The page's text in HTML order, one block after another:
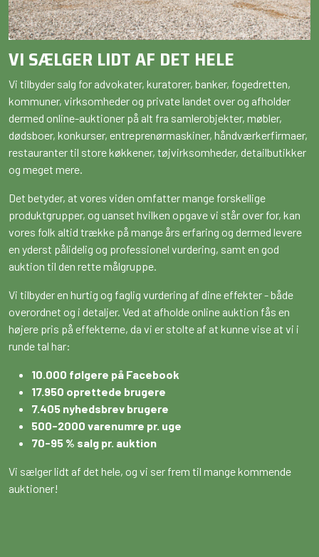
VI SÆLGER LIDT AF DET HELE
Vi tilbyder salg for advokater, kuratorer, banker, fogedretten,
kommuner, virksomheder og private landet over og afholder
dermed online-auktioner på alt fra samlerobjekter, møbler,
dødsboer, konkurser, entreprenørmaskiner, håndværkerfirmaer,
restauranter til store køkkener, tøjvirksomheder, detailbutikker
og meget mere.
Det betyder, at vores viden omfatter mange forskellige
produktgrupper, og uanset hvilken opgave vi står over for, kan
vores folk altid trække på mange års erfaring og dermed levere
en yderst pålidelig og professionel vurdering, samt en god
auktion til den rette målgruppe.
Vi tilbyder en hurtig og faglig vurdering af dine effekter - både
overordnet og i detaljer. Ved at afholde online auktion fås en
højere pris på effekterne, da vi er stolte af at kunne vise at vi i
runde tal har:
10.000 følgere på Facebook
17.950 oprettede brugere
7.405 nyhedsbrev brugere
500-2000 varenumre pr. uge
70-95 % salg pr. auktion
Vi sælger lidt af det hele, og vi ser frem til mange kommende
auktioner!